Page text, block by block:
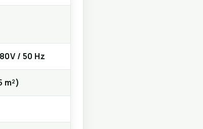
/ 50 Hz
m²)